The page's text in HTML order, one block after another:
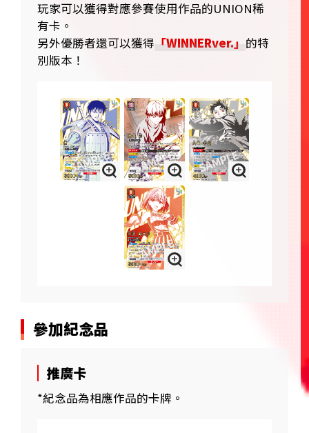
玩家可以獲得對應參賽使用作品的UNION稀
有卡。
另外優勝者還可以獲得 「WINNERver.」 的特
別版本！
參加紀念品
推廣卡
*紀念品為相應作品的卡牌。